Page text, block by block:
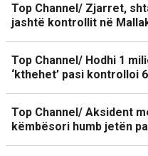
Top Channel/ Zjarret,
jashtë kontrollit në
Top Channel/ Hodhi 1
‘kthehet’ pasi kontrolloi
Top Channel/ Aksident
këmbësori humb jetën